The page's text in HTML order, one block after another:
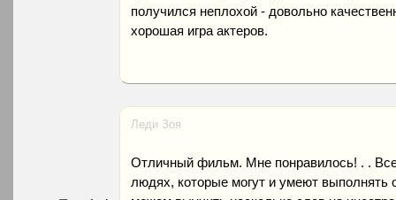
получился неплохой - довольно
хорошая игра актеров.
Леди Зоя
Отличный фильм. Мне понравилось! . .
людях, которые могут и умеют